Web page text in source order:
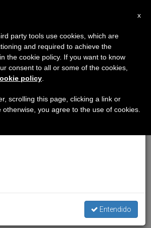
×
al 7 de agosto haremos la pausa
que en el periodo de verano
informaciones y también el
Entendido
x
party tools use cookies, which are
and required to achieve the
the cookie policy. If you want to know
consent to all or some of the cookies,
policy
scrolling this page, clicking a link or
you agree to the use of cookies.